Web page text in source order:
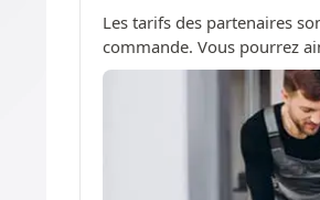
Les tarifs des partenaires
commande. Vous pourrez